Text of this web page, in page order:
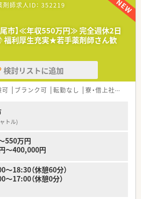
駅から徒歩圏内の為、どの店舗でも通勤のス
。
し創業50年近くになる会社です。サプリメ
応しています。
います。調剤・OTC・在宅、バランスよく薬
歓迎！以前勤務されていた方の中に実際に独
毎年、実習生の受け入れも行っています。
剤薬局を運営しており、患者様とのコミュニ
しながら安心安全な薬物療法を提供してい
きやすい職場環境の構築に注力しています。
ビスを提供するために教育制度の充実を図
高められるよう継続的な支援を行っていま
】
を目指したい方に最適であり、年収700万円
示できる数少ない貴重な求人案件です。
ランスを実現可能な求人です。
ありつつも外来業務のスキルも磨きたいと
剤師求人ID： 352219
市】≪年収550万円≫ 完全週休2日
利厚生充実★若手薬剤師さん歓
検討リストに追加
可 ブランク可 転勤なし 寮・借上社宅あり
トル)
550万円
～400,000円
18:30（休憩60分）
（休憩0分）